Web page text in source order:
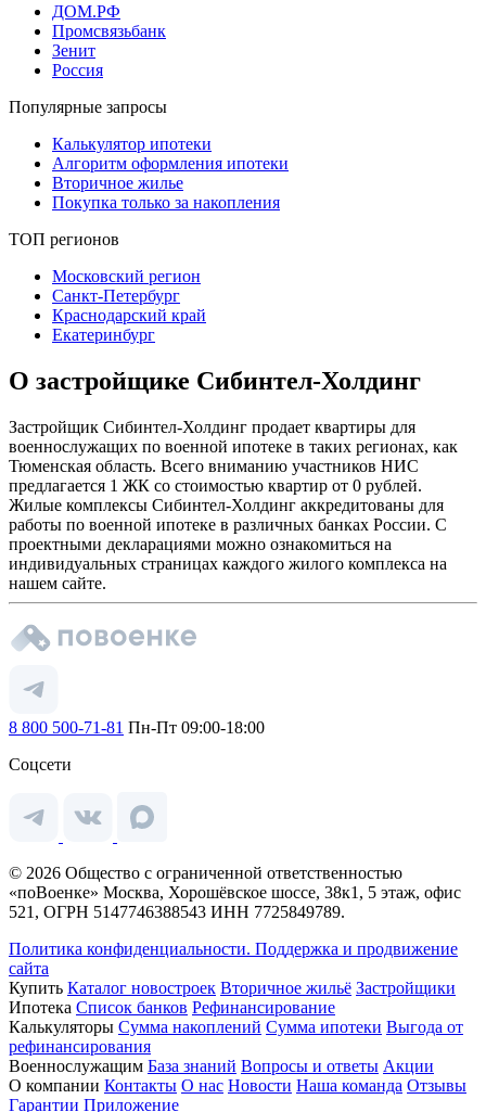
ДОМ.РФ
Промсвязьбанк
Зенит
Россия
Популярные запросы
Калькулятор ипотеки
Алгоритм оформления ипотеки
Вторичное жилье
Покупка только за накопления
ТОП регионов
Московский регион
Санкт-Петербург
Краснодарский край
Екатеринбург
О застройщике Сибинтел-Холдинг
Застройщик Сибинтел-Холдинг продает квартиры для
военнослужащих по военной ипотеке в таких регионах, как
Тюменская область. Всего вниманию участников НИС
предлагается 1 ЖК со стоимостью квартир от 0 рублей.
Жилые комплексы Сибинтел-Холдинг аккредитованы для
работы по военной ипотеке в различных банках России. С
проектными декларациями можно ознакомиться на
индивидуальных страницах каждого жилого комплекса на
нашем сайте.
8 800 500-71-81 Пн-Пт 09:00-18:00
Соцсети
© 2026 Общество с ограниченной ответственностью
«поВоенке» Москва, Хорошёвское шоссе, 38к1, 5 этаж, офис
521, ОГРН 5147746388543 ИНН 7725849789.
Политика конфиденциальности. Поддержка и продвижение
сайта
Купить Каталог новостроек Вторичное жильё Застройщики
Ипотека Список банков Рефинансирование
Калькуляторы Сумма накоплений Сумма ипотеки Выгода от
рефинансирования
Военнослужащим База знаний Вопросы и ответы Акции
О компании Контакты О нас Новости Наша команда Отзывы
Гарантии Приложение